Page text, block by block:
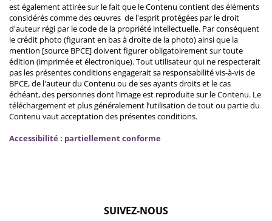
est également attirée sur le fait que le Contenu contient des éléments
considérés comme des œuvres de l'esprit protégées par le droit
d'auteur régi par le code de la propriété intellectuelle. Par conséquent
le crédit photo (figurant en bas à droite de la photo) ainsi que la
mention [source BPCE] doivent figurer obligatoirement sur toute
édition (imprimée et électronique). Tout utilisateur qui ne respecterait
pas les présentes conditions engagerait sa responsabilité vis-à-vis de
BPCE, de l'auteur du Contenu ou de ses ayants droits et le cas
échéant, des personnes dont l’image est reproduite sur le Contenu. Le
téléchargement et plus généralement l’utilisation de tout ou partie du
Contenu vaut acceptation des présentes conditions.
Accessibilité : partiellement conforme
SUIVEZ-NOUS